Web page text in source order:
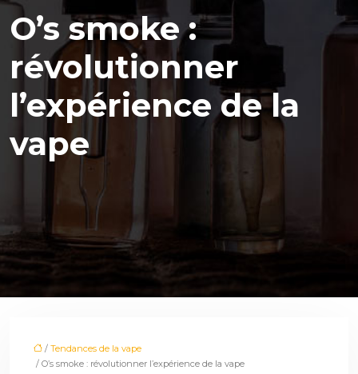
O’s smoke :
révolutionner
l’expérience de la
vape
/ Tendances de la vape
/ O’s smoke : révolutionner l’expérience de la vape